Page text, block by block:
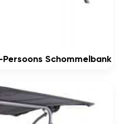
Schommelbank